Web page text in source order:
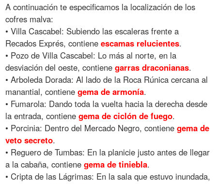
A continuación te especificamos la localización de los
cofres malva:
• Villa Cascabel: Subiendo las escaleras frente a
Recados Exprés, contieneescamas relucientes.
• Pozo de Villa Cascabel: Lo más al norte, en la
desviación del oeste, contienegarras draconianas.
• Arboleda Dorada: Al lado de la Roca Rúnica cercana al
manantial, contienegema de armonía.
• Fumarola: Dando toda la vuelta hacia la derecha desde
la entrada, contienegema de ciclón de fuego.
• Porcinia: Dentro del Mercado Negro, contienegema de
veto secreto.
• Reguero de Tumbas: En la planicie justo antes de llegar
a la cabaña, contienegema de tiniebla.
• Cripta de las Lágrimas: En la sala que estuvo inundada,